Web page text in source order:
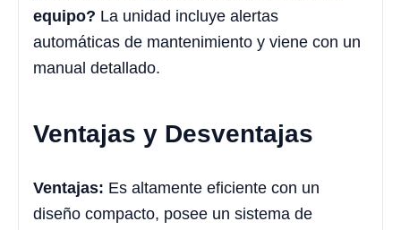
equipo? La unidad incluye alertas
automáticas de mantenimiento y viene con un
manual detallado.
Ventajas y Desventajas
Ventajas: Es altamente eficiente con un
diseño compacto, posee un sistema de